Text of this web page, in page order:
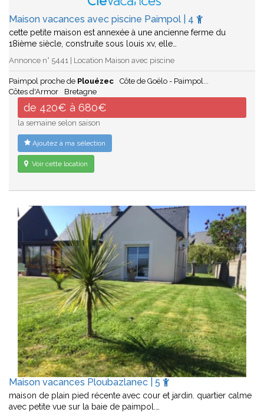
Maison vacances avec piscine Paimpol | 4
cette petite maison est annexée à une ancienne ferme du
18ième siècle, construite sous louis xv, elle…
Annonce n° 5441 | Location Maison avec piscine
Paimpol proche de Plouézec
Côte de Goëlo - Paimpol...
Côtes d'Armor
Bretagne
de 420€ à 680€
la semaine selon saison
Ajoutez à ma sélection
Voir cette location
Maison vacances Ploubazlanec | 5
maison de plain pied récente avec cour et jardin. quartier calme
avec petite vue sur la baie de paimpol.…